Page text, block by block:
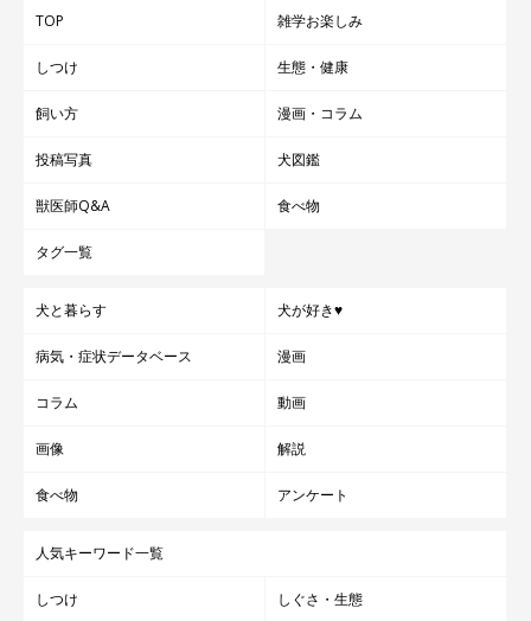
TOP 雑学お楽しみ
しつけ 生態・健康
飼い方 漫画・コラム
投稿写真 犬図鑑
獣医師Q&A 食べ物
タグ一覧
犬と暮らす 犬が好き♥
病気・症状データベース 漫画
コラム 動画
画像 解説
食べ物 アンケート
人気キーワード一覧
しつけ しぐさ・生態